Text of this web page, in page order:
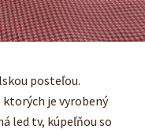
posteľou.
je vyrobený
led tv, kúpeľňou so